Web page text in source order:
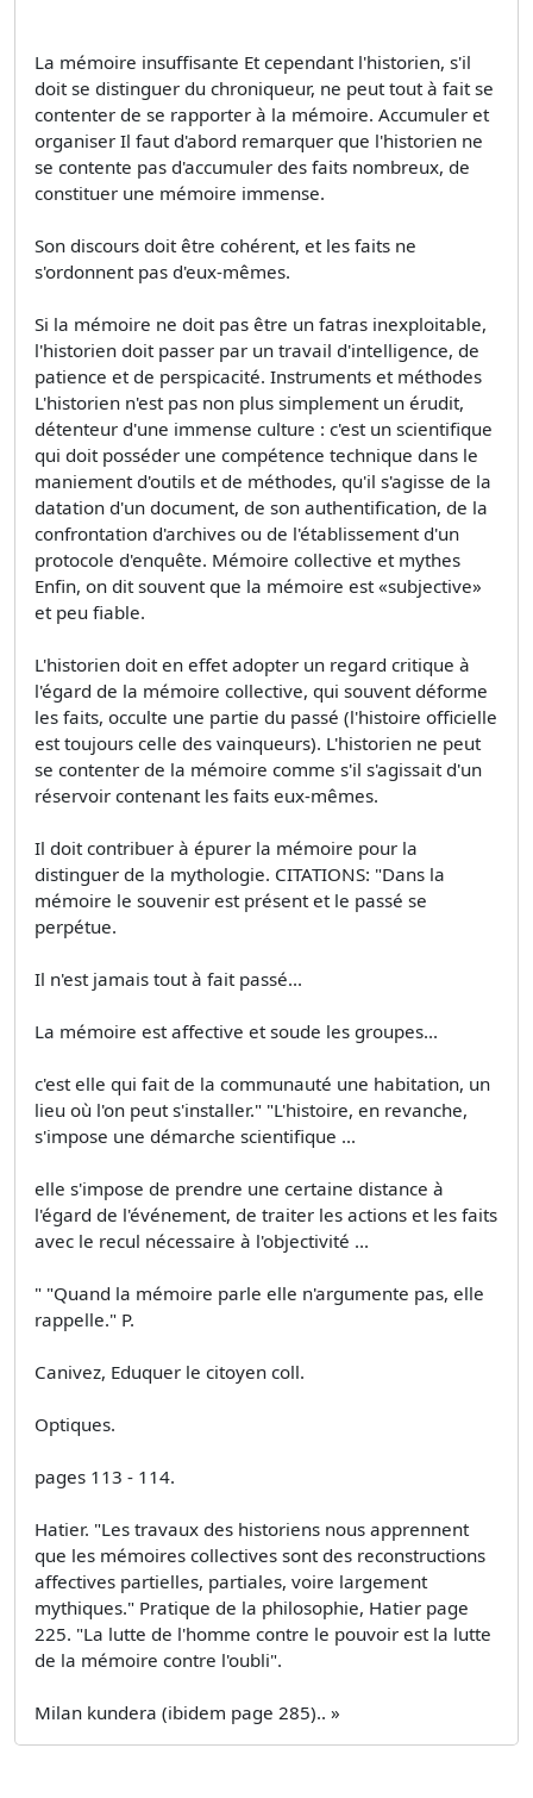
La mémoire insuffisante Et cependant l'historien, s'il
doit se distinguer du chroniqueur, ne peut tout à fait se
contenter de se rapporter à la mémoire. Accumuler et
organiser Il faut d'abord remarquer que l'historien ne
se contente pas d'accumuler des faits nombreux, de
constituer une mémoire immense.
Son discours doit être cohérent, et les faits ne
s'ordonnent pas d'eux-mêmes.
Si la mémoire ne doit pas être un fatras inexploitable,
l'historien doit passer par un travail d'intelligence, de
patience et de perspicacité. Instruments et méthodes
L'historien n'est pas non plus simplement un érudit,
détenteur d'une immense culture : c'est un scientifique
qui doit posséder une compétence technique dans le
maniement d'outils et de méthodes, qu'il s'agisse de la
datation d'un document, de son authentification, de la
confrontation d'archives ou de l'établissement d'un
protocole d'enquête. Mémoire collective et mythes
Enfin, on dit souvent que la mémoire est «subjective»
et peu fiable.
L'historien doit en effet adopter un regard critique à
l'égard de la mémoire collective, qui souvent déforme
les faits, occulte une partie du passé (l'histoire officielle
est toujours celle des vainqueurs). L'historien ne peut
se contenter de la mémoire comme s'il s'agissait d'un
réservoir contenant les faits eux-mêmes.
Il doit contribuer à épurer la mémoire pour la
distinguer de la mythologie. CITATIONS: "Dans la
mémoire le souvenir est présent et le passé se
perpétue.
Il n'est jamais tout à fait passé...
La mémoire est affective et soude les groupes...
c'est elle qui fait de la communauté une habitation, un
lieu où l'on peut s'installer." "L'histoire, en revanche,
s'impose une démarche scientifique ...
elle s'impose de prendre une certaine distance à
l'égard de l'événement, de traiter les actions et les faits
avec le recul nécessaire à l'objectivité ...
" "Quand la mémoire parle elle n'argumente pas, elle
rappelle." P.
Canivez, Eduquer le citoyen coll.
Optiques.
pages 113 - 114.
Hatier. "Les travaux des historiens nous apprennent
que les mémoires collectives sont des reconstructions
affectives partielles, partiales, voire largement
mythiques." Pratique de la philosophie, Hatier page
225. "La lutte de l'homme contre le pouvoir est la lutte
de la mémoire contre l'oubli".
Milan kundera (ibidem page 285).. »